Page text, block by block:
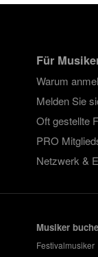
Für
Warum
Melden Sie
Oft gestellte
PRO
Netzwerk &
Musiker
Festivalmusiker